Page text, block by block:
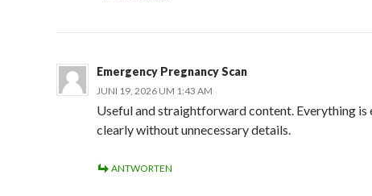
Emergency Pregnancy Scan
JUNI 19, 2026 UM 1:43 AM
Useful and straightforward content. Everything is
clearly without unnecessary details.
ANTWORTEN